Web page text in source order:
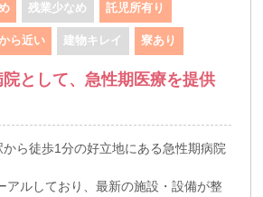
残業少なめ 託児所有り
ら近い 建物キレイ 寮あり
として、急性期医療を提供
ら徒歩1分の好立地にある急性期病院
アルしており、最新の施設・設備が整